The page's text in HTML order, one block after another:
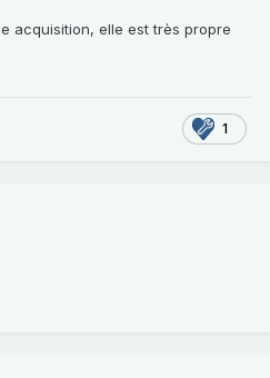
acquisition, elle est très propre
1